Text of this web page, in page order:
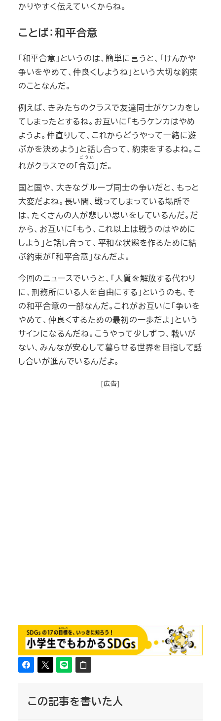
かりやすく伝えていくからね。
ことば：和平合意
「和平合意」というのは、簡単に言うと、「けんかや
争いをやめて、仲良くしようね」という大切な約束
のことなんだ。
例えば、きみたちのクラスで友達同士がケンカをし
てしまったとするね。お互いに「もうケンカはやめ
ようよ。仲直りして、これからどうやって一緒に遊
ぶかを決めよう」と話し合って、約束をするよね。こ
れがクラスでの「合意
ごうい
」だ。
国と国や、大きなグループ同士の争いだと、もっと
大変だよね。長い間、戦ってしまっている場所で
は、たくさんの人が悲しい思いをしているんだ。だ
から、お互いに「もう、これ以上は戦うのはやめに
しよう」と話し合って、平和な状態を作るために結
ぶ約束が「和平合意」なんだよ。
今回のニュースでいうと、「人質を解放する代わり
に、刑務所にいる人を自由にする」というのも、そ
の和平合意の一部なんだ。これがお互いに「争いを
やめて、仲良くするための最初の一歩だよ」という
サインになるんだね。こうやって少しずつ、戦いが
ない、みんなが安心して暮らせる世界を目指して話
し合いが進んでいるんだよ。
[広告]
この記事を書いた人